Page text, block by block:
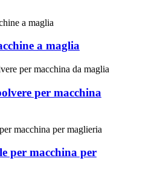
a maglia
per macchina
per macchina per